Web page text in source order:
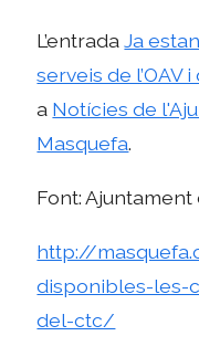
L’entradaJa
serveis de l’OAV i
a Notícies de
Masquefa.
Font:
http://
disponibles-les-
del-ctc/